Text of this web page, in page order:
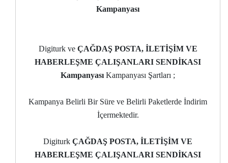
Kampanyası
Digiturk ve ÇAĞDAŞ POSTA, İLETİŞİM VE
HABERLEŞME ÇALIŞANLARI SENDİKASI
Kampanyası Kampanyası Şartları ;
Kampanya Belirli Bir Süre ve Belirli Paketlerde İndirim
İçermektedir.
Digiturk ÇAĞDAŞ POSTA, İLETİŞİM VE
HABERLEŞME ÇALIŞANLARI SENDİKASI